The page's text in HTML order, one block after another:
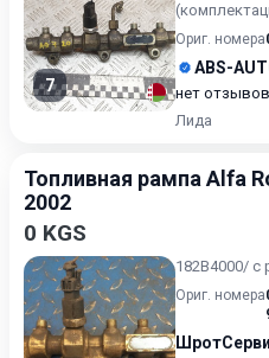
7
Ориг. номера
ABS-
нет отзывов
Лида
Топливная рампа Alfa
2002
0 KGS
182В4000/ с
Ориг. номера